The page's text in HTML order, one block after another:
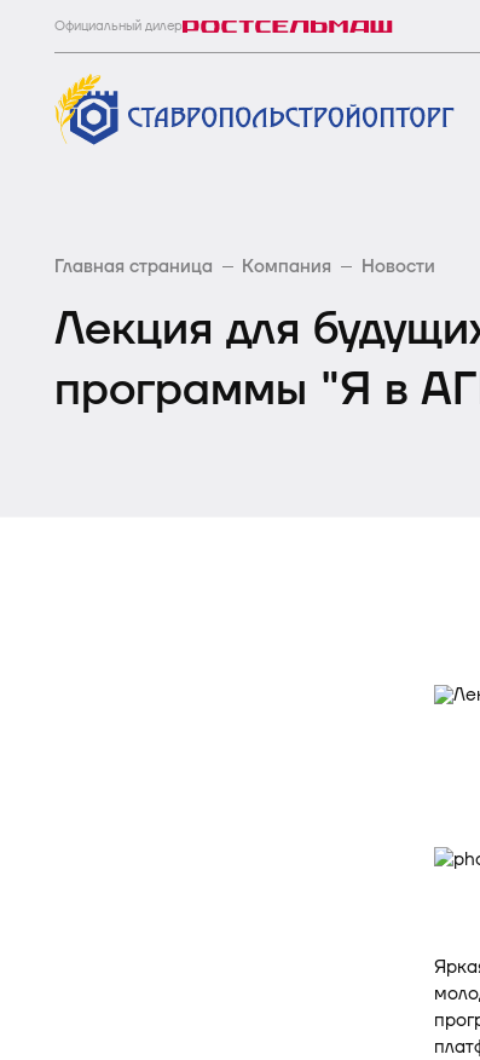
Официальный дилер
Главная страница Компания Новости
Лекция для
программы "Я в